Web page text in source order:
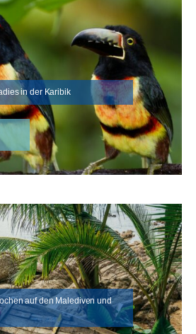
in der Karibik
auf den Malediven und